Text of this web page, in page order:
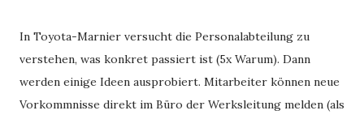
In Toyota-Marnier versucht die Personalabteilung zu
verstehen, was konkret passiert ist (5x Warum). Dann
werden einige Ideen ausprobiert. Mitarbeiter können neue
Vorkommnisse direkt im Büro der Werksleitung melden (als